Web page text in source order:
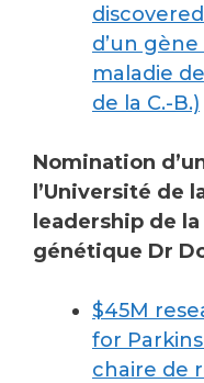
d’un
maladie
de la C.-B.)
Nomination
l’Université de
leadership de
génétique Dr
$45M
for
chaire de